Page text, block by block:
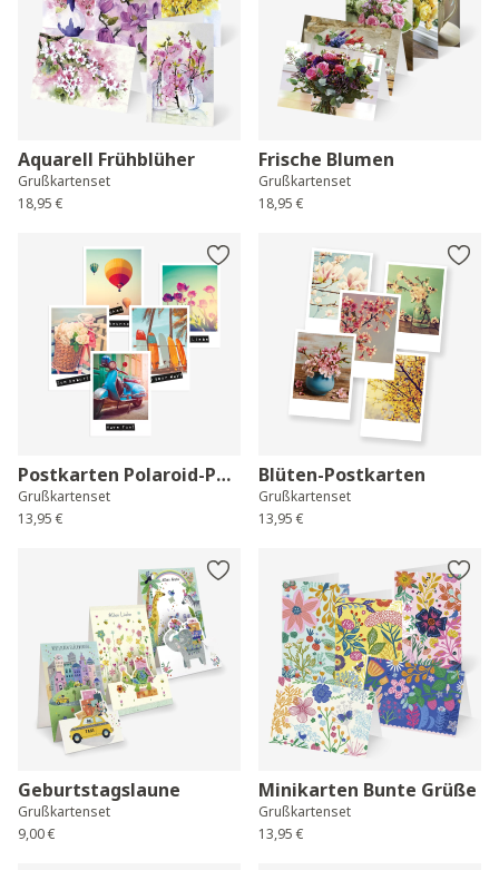
Aquarell Frühblüher
Grußkartenset
18,95 €
Frische Blumen
Grußkartenset
18,95 €
Postkarten Polaroid-Post
Grußkartenset
13,95 €
Blüten-Postkarten
Grußkartenset
13,95 €
Geburtstagslaune
Grußkartenset
9,00 €
Minikarten Bunte Grüße
Grußkartenset
13,95 €